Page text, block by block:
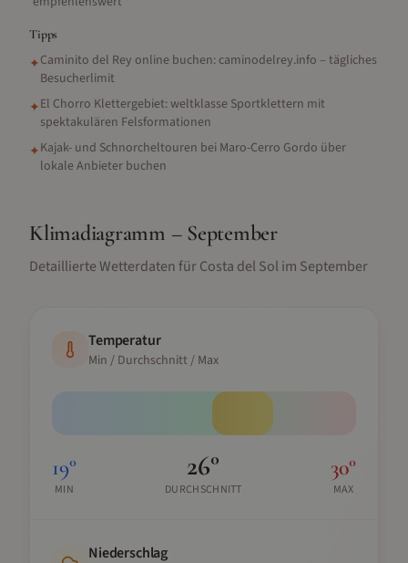
Tipps
✦Caminito del Rey online buchen: caminodelrey.info – tägliches
Besucherlimit
✦El Chorro Klettergebiet: weltklasse Sportklettern mit
spektakulären Felsformationen
✦Kajak- und Schnorcheltouren bei Maro-Cerro Gordo über
lokale Anbieter buchen
Klimadiagramm – September
Detaillierte Wetterdaten fürCosta del Solim September
Temperatur
Min / Durchschnitt / Max
19°
MIN
26°
DURCHSCHNITT
30°
MAX
Niederschlag